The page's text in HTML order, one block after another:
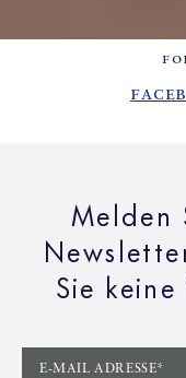
Melden
Sie
E-MAIL ADRESSE*